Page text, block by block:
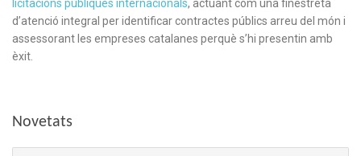
licitacions públiques internacionals, actuant com una finestreta
d’atenció integral per identificar contractes públics arreu del món i
assessorant les empreses catalanes perquè s’hi presentin amb
èxit.
Novetats